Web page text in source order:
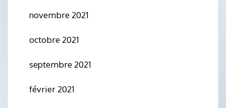
novembre 2021
octobre 2021
septembre 2021
février 2021